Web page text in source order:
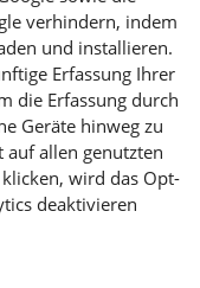
verhindern, indem
und installieren.
Erfassung Ihrer
die Erfassung durch
Geräte hinweg zu
auf allen genutzten
wird das Opt-
deaktivieren